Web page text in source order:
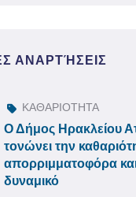
ΑΝΑΡΤΉΣΕΙΣ
ΚΑΘΑΡΙΟΤΗΤΑ
Ο Δήμος Ηρακλείου
τονώνει την
απορριμματοφόρα
δυναμικό